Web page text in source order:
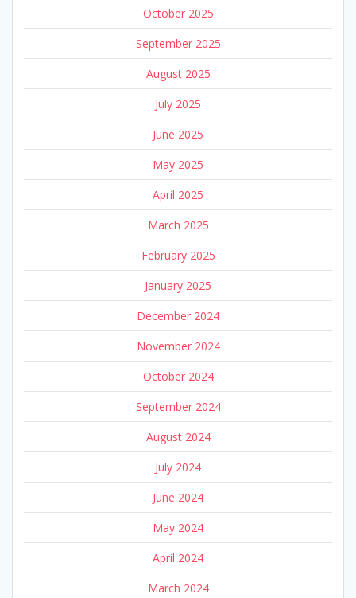
October 2025
September 2025
August 2025
July 2025
June 2025
May 2025
April 2025
March 2025
February 2025
January 2025
December 2024
November 2024
October 2024
September 2024
August 2024
July 2024
June 2024
May 2024
April 2024
March 2024